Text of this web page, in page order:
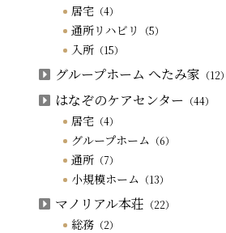
居宅 （4）
通所リハビリ （5）
入所 （15）
グループホーム へたみ家 （12）
はなぞのケアセンター （44）
居宅 （4）
グループホーム （6）
通所 （7）
小規模ホーム （13）
マノリアル本荘 （22）
総務 （2）